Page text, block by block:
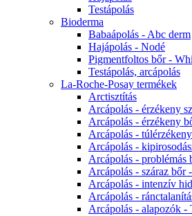
Testápolás
Bioderma
Babaápolás - Abc derm
Hajápolás - Nodé
Pigmentfoltos bőr -
Testápolás, arcápolás
La-Roche-Posay termékek
Arctisztítás
Arcápolás - érzékeny
Arcápolás - érzékeny
Arcápolás -
Arcápolás -
Arcápolás - problémás
Arcápolás - száraz bőr
Arcápolás - intenzív
Arcápolás -
Arcápolás - alapozók -